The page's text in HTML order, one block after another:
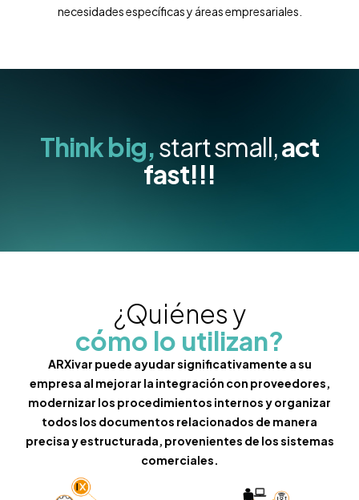
necesidades específicas y áreas empresariales.
Think big,start small,act
fast!!!
¿Quiénes y
cómo lo utilizan?
ARXivar puede ayudar significativamente a su
empresa al mejorar la integración con proveedores,
modernizar los procedimientos internos y organizar
todos los documentos relacionados de manera
precisa y estructurada, provenientes de los sistemas
comerciales.